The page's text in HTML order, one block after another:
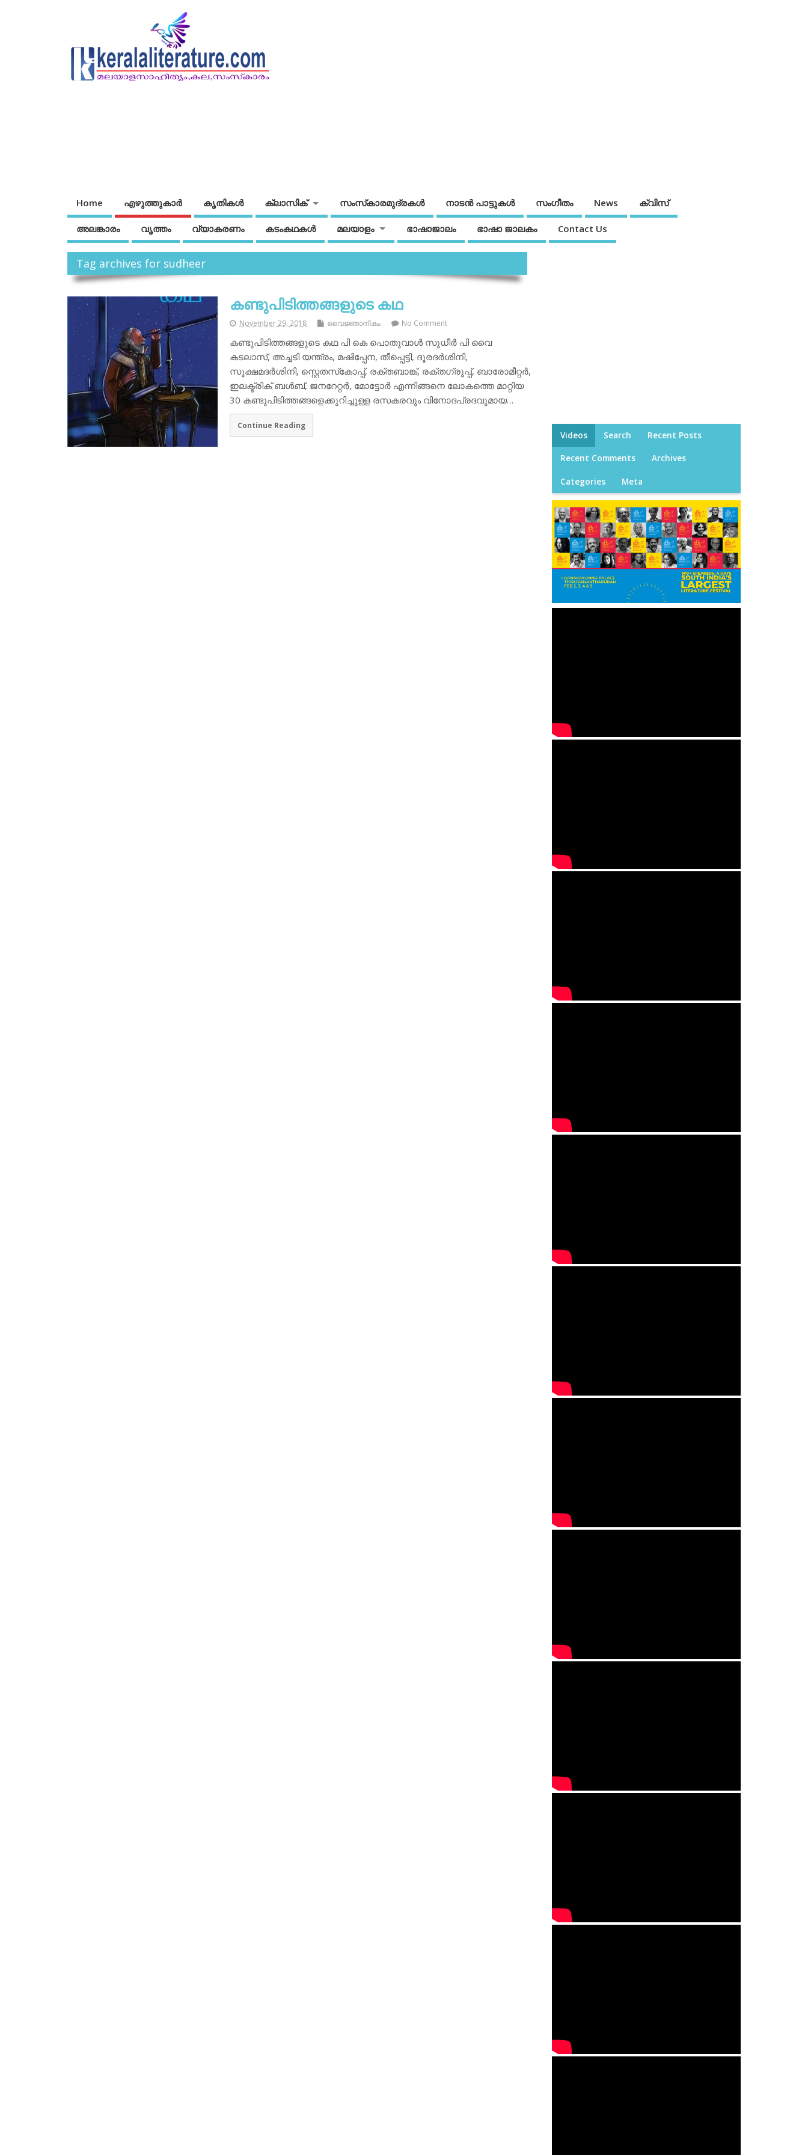
Home എഴുത്തുകാര്‍ കൃതികൾ ക്ലാസിക് സംസ്‌കാരമുദ്രകള്‍ നാടന്‍ പാട്ടുകള്‍ സംഗീതം News ക്വിസ്
അലങ്കാരം വൃത്തം വ്യാകരണം കടംകഥകള്‍ മലയാളം ഭാഷാജാലം ഭാഷാ ജാലകം Contact Us
Tag archives for sudheer
കണ്ടുപിടിത്തങ്ങളുടെ കഥ
November 29, 2018 വൈജ്ഞാനികം No Comment
കണ്ടുപിടിത്തങ്ങളുടെ കഥ പി കെ പൊതുവാള്‍ സുധീര്‍ പി വൈ
കടലാസ്, അച്ചടി യന്ത്രം, മഷിപ്പേന, തീപ്പെട്ടി, ദൂരദര്‍ശിനി,
സൂക്ഷമദര്‍ശിനി, സ്റ്റെതസ്‌കോപ്പ്, രക്തബാങ്ക്, രക്തഗ്രൂപ്പ്, ബാരോമീറ്റര്‍,
ഇലക്ട്രിക് ബള്‍ബ്, ജനറേറ്റര്‍, മോട്ടോര്‍ എന്നിങ്ങനെ ലോകത്തെ മാറ്റിയ
30 കണ്ടുപിടിത്തങ്ങളെക്കുറിച്ചുള്ള രസകരവും വിനോദപ്രദവുമായ…
Continue Reading
Videos Search Recent Posts
Recent Comments Archives
Categories Meta